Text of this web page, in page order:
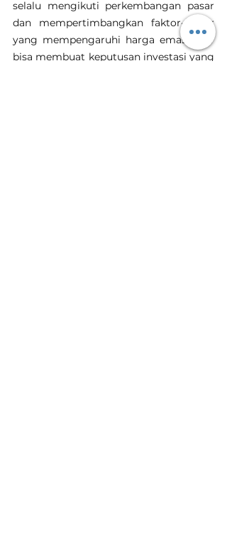
selalu mengikuti perkembangan pasar
dan mempertimbangkan faktor-faktor
yang mempengaruhi harga emas agar
bisa membuat keputusan investasi yang